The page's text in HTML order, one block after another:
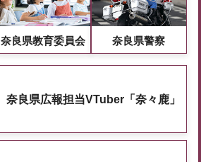
奈良県教育委員会 奈良県警察
奈良県広報担当VTuber「奈々鹿」